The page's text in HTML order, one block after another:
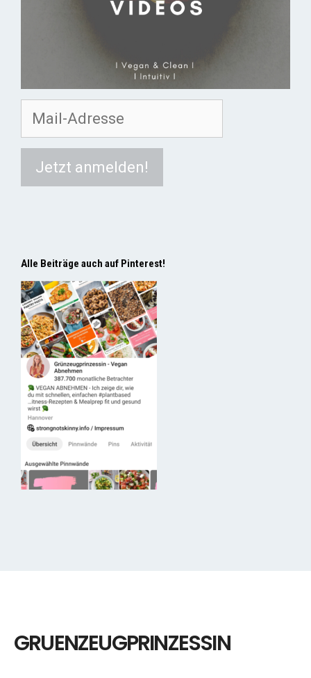
Alle Beiträge auch auf Pinterest!
GRUENZEUGPRINZESSIN